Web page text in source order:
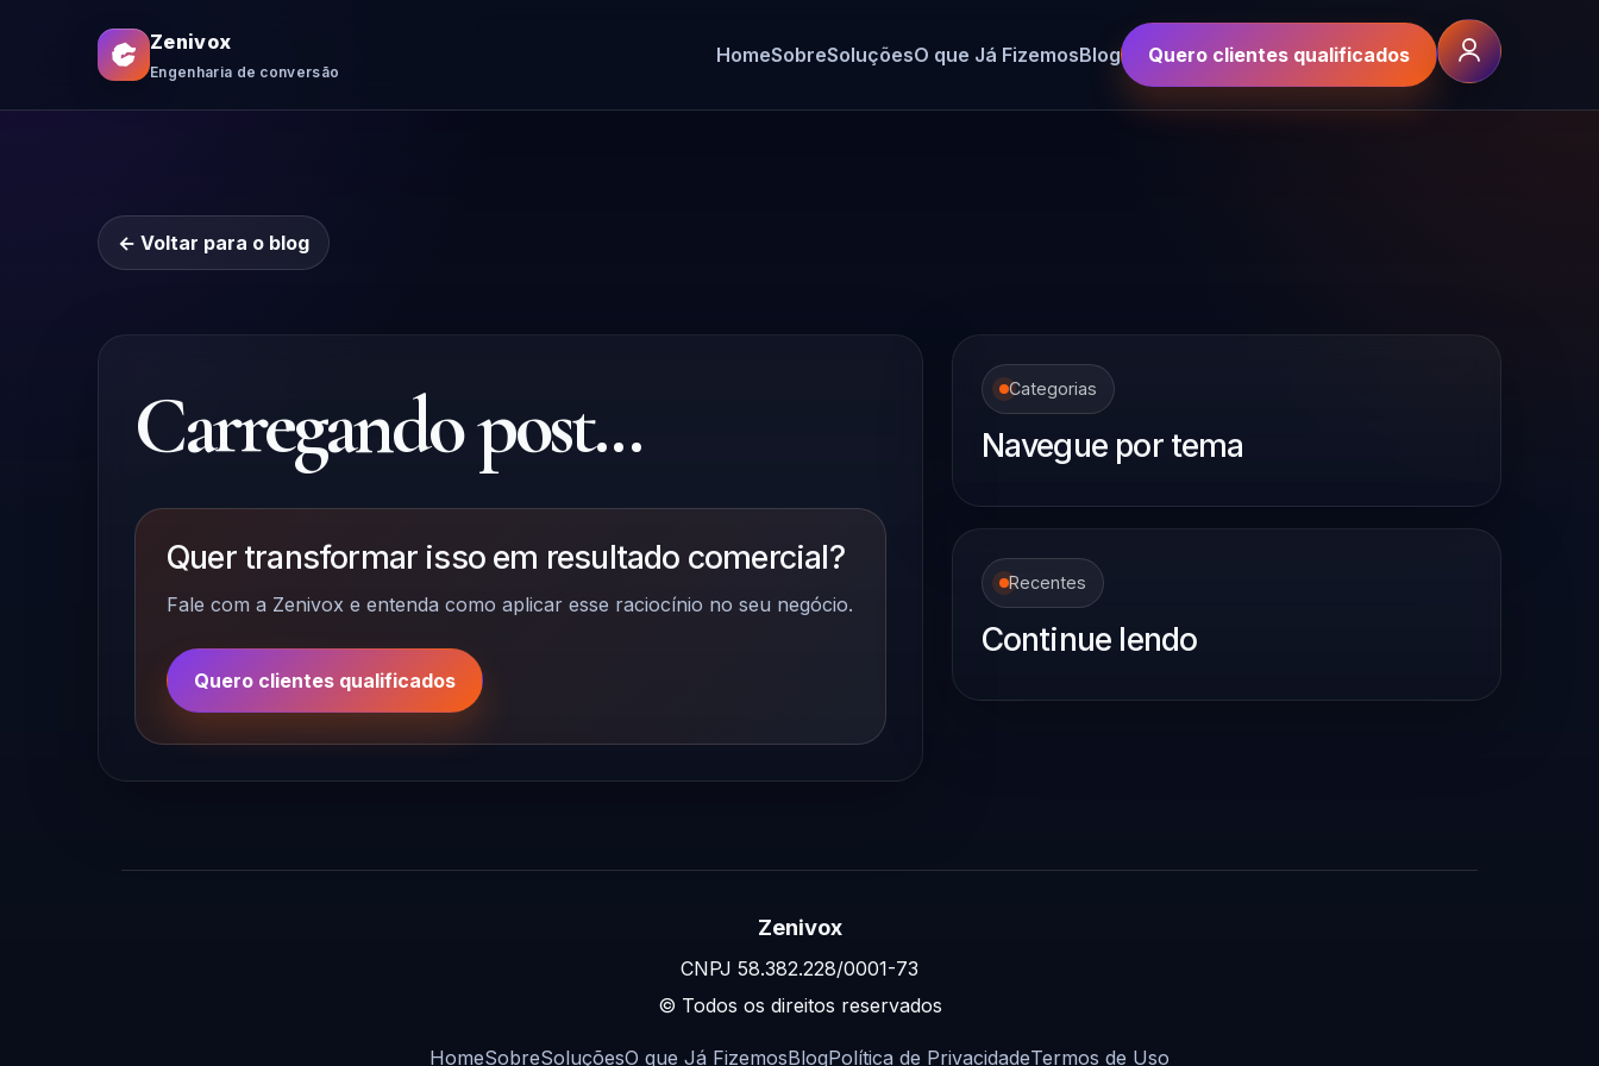
Zenivox
Engenharia de conversão
HomeSobreSoluçõesO que Já FizemosBlog Quero clientes qualificados
← Voltar para o blog
Carregando post...
Quer transformar isso em resultado comercial?
Fale com a Zenivox e entenda como aplicar esse raciocínio no seu negócio.
Quero clientes qualificados
Categorias
Navegue por tema
Recentes
Continue lendo
Zenivox
CNPJ 58.382.228/0001-73
© Todos os direitos reservados
HomeSobreSoluçõesO que Já FizemosBlogPolítica de PrivacidadeTermos de Uso